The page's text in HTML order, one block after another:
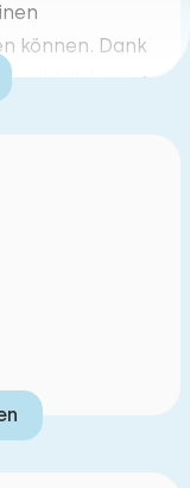
können. Dank
bleibt es im
bieten